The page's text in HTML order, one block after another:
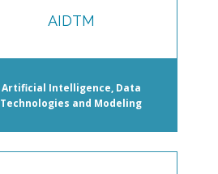
AIDTM
Artificial Intelligence, Data
Technologies and Modeling